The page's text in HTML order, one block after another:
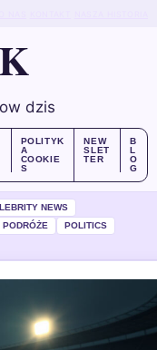
dzis
POLITYK
A
COOKIE
S
NEW
SLET
TER
B
L
O
G
NEWS
PODRÓŻE
POLITICS